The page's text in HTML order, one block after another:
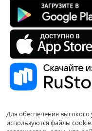
Для обеспечения
используются файлы